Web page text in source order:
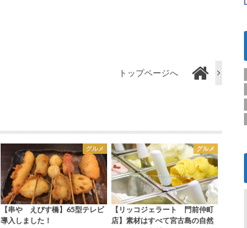
トップページへ
グルメ
【串や えびす橋】65型テレビ
導入しました！
グルメ
【リッコジェラート 門前仲町
店】素材はすべて宮古島の自然